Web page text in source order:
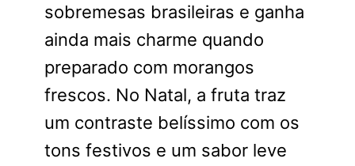
sobremesas brasileiras e ganha
ainda mais charme quando
preparado com morangos
frescos. No Natal, a fruta traz
um contraste belíssimo com os
tons festivos e um sabor leve